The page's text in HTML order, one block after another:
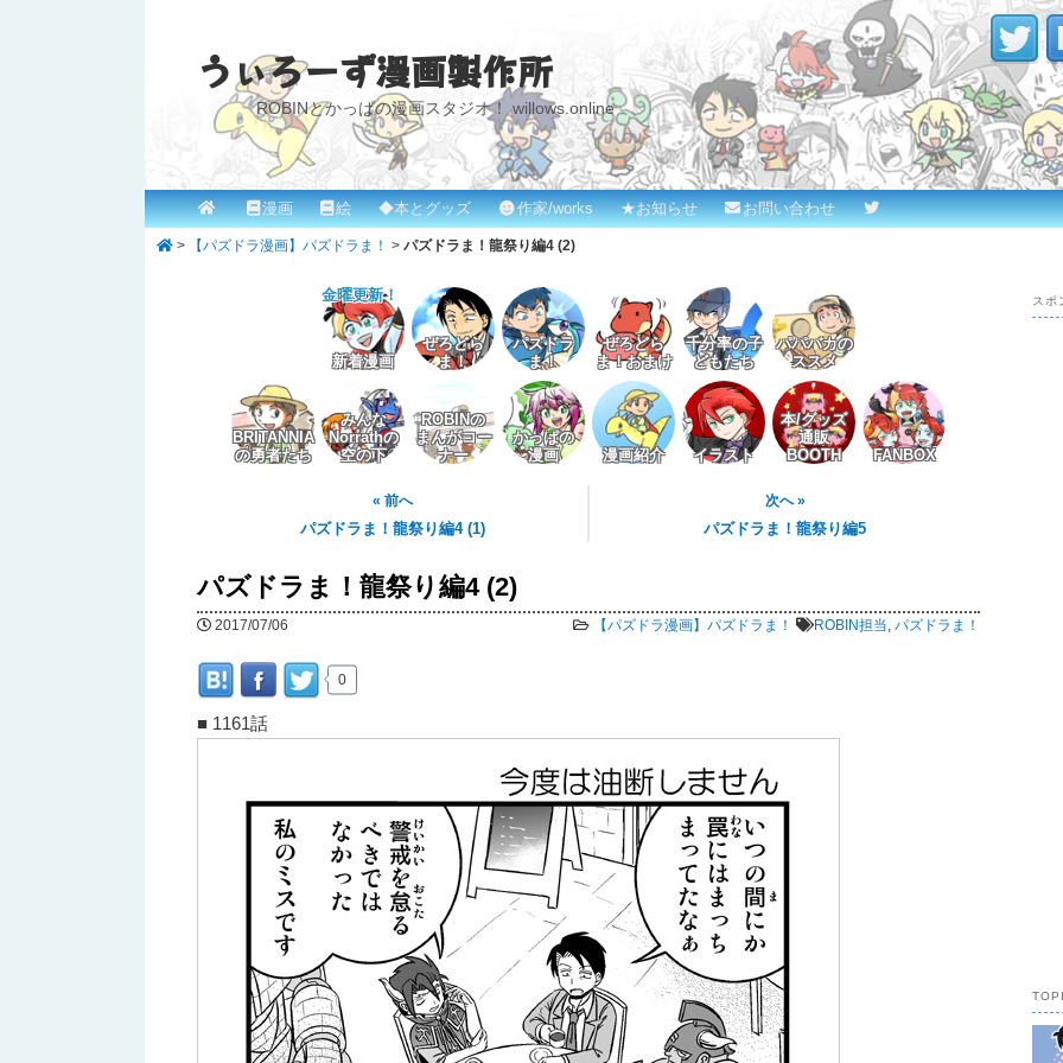
うぃろーず漫画製作所
ROBINとかっぱの漫画スタジオ！ willows.online
メ
イ
メ
イ
移
漫画 絵 ◆本とグッズ 作家/works ★お知らせ お問い合わせ
> 【パズドラ漫画】パズドラま！ > パズドラま！龍祭り編4 (2)
新着漫画
金曜更新！
ぜろどら
ま！
パズドラ
ま！
ぜろどら
ま！おまけ
千分率の子
どもたち
パパバカの
ススメ
BRITANNIA
の勇者たち
みんな
Norrathの
空の下
ROBINの
まんがコー
ナー
かっぱの
漫画
漫画紹介 イラスト
本/グッズ
通販
BOOTH
FANBOX
« 前へ
パズドラま！龍祭り編4 (1)
次へ »
パズドラま！龍祭り編5
パズドラま！龍祭り編4 (2)
2017/07/06 【パズドラ漫画】パズドラま！ ROBIN担当, パズドラま！
0
■ 1161話
スポ